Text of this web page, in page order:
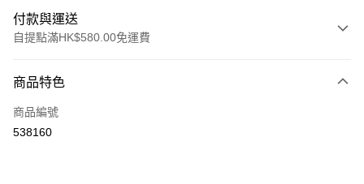
付款與運送
自提點滿HK$580.00免運費
信用卡
Apple Pay
商品特色
商品編號
538160